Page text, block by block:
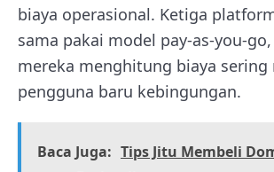
biaya operasional. Ketiga
sama pakai model pay-as-you-
mereka menghitung biaya sering
pengguna baru kebingungan.
Baca Juga: Tips Jitu Membeli